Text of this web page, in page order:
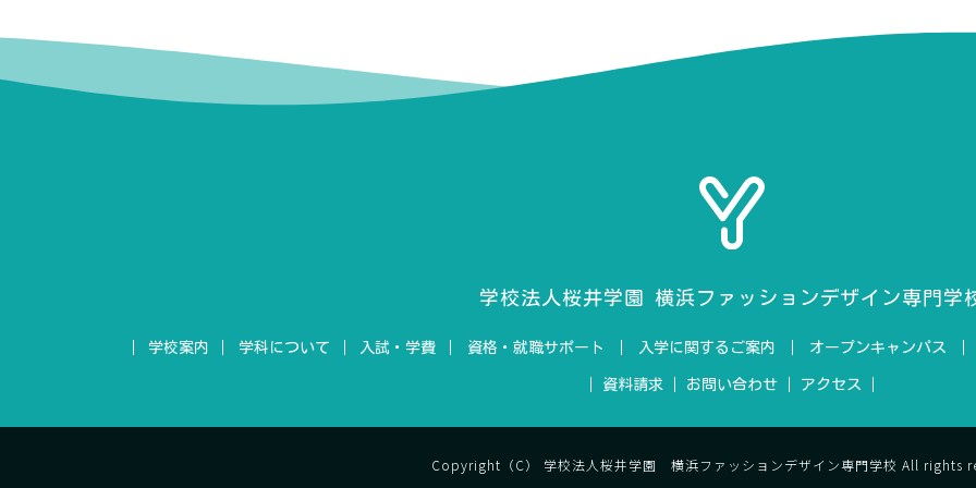
学校法人桜井学園横浜ファッションデザイン専門学
学校案内 学科について 入試・学費 資格・就職サポート 入学に関するご案内 オープンキャンパス
資料請求 お問い合わせ アクセス
Copyright（C） 学校法人桜井学園 横浜ファッションデザイン専門学校 All rights